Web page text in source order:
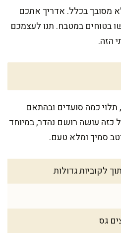
מסובך בכלל. אדריך אתכם
בטוחים במטבח. תנו לעצמכם
הזה.
ל-6-8 מנות, תלוי כמה סועדים ובהתאם
כזה עושה רושם נהדר, במיוחד
סמיך ומלא טעם.